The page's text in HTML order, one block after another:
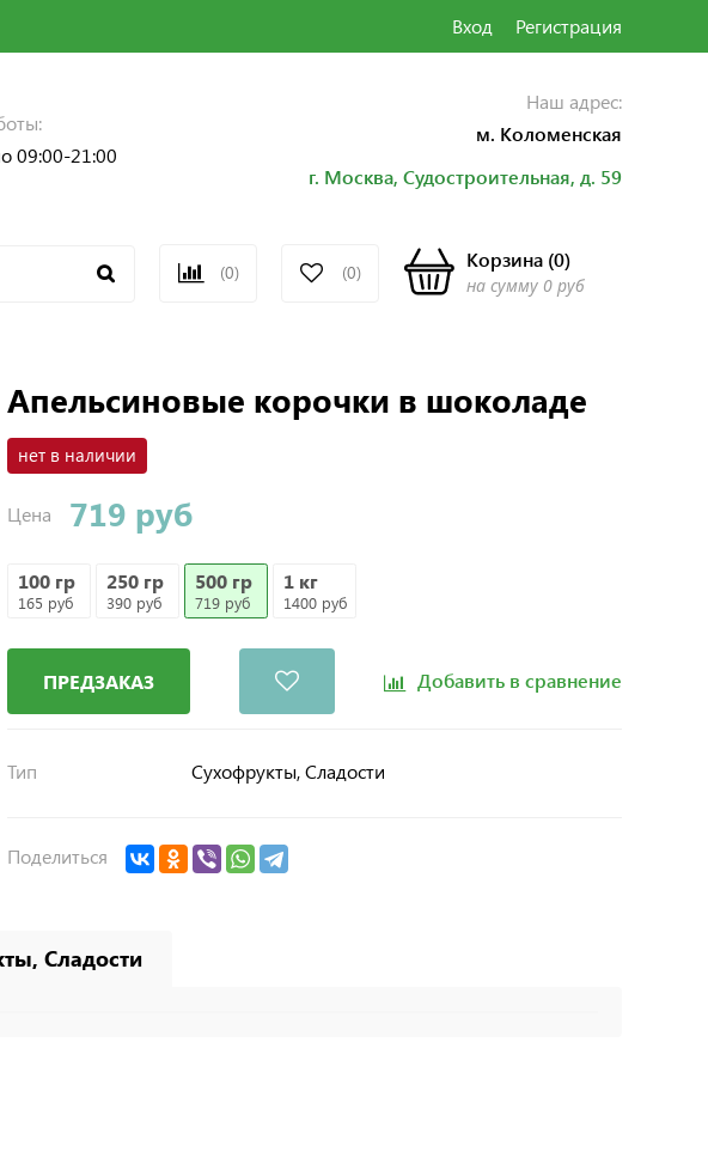
Вход Регистрация
09:00-21:00
Наш адрес:
м. Коломенская
г. Москва, Судостроительная, д. 59
(0) (0)
Корзина(0)
на сумму 0 руб
Апельсиновые корочки в шоколаде
нет в наличии
Цена 719 руб
100 гр
165 руб
250 гр
390 руб
500 гр
719 руб
1 кг
1400 руб
ПРЕДЗАКАЗ Добавить в сравнение
Тип Сухофрукты, Сладости
Поделиться
Сладости